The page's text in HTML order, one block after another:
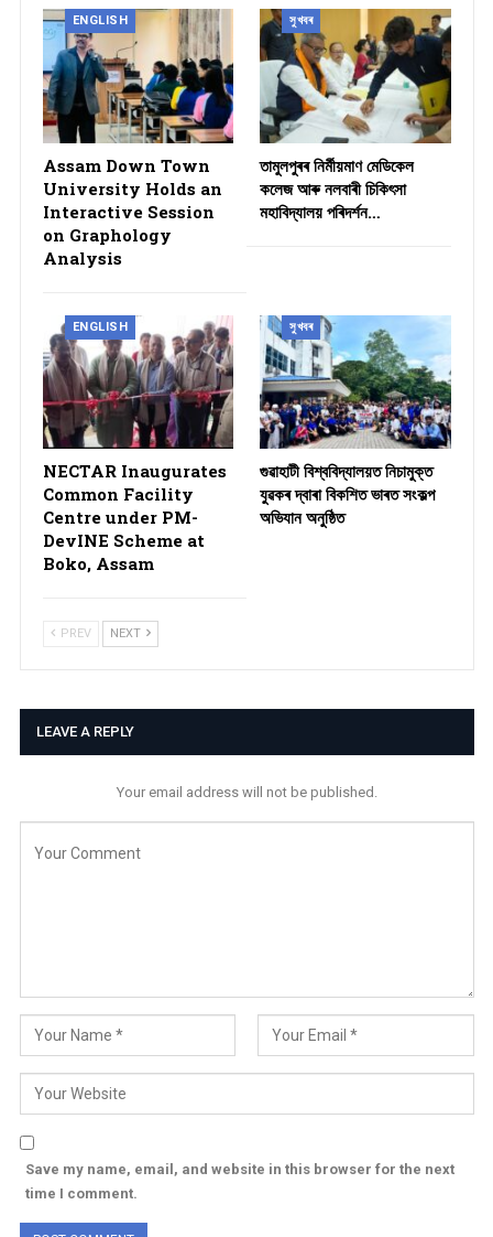
ENGLISH
Assam Down Town
University Holds an
Interactive Session
on Graphology
Analysis
সুখবৰ
তামুলপুৰৰ নিৰ্মীয়মাণ মেডিকেল
কলেজ আৰু নলবাৰী চিকিৎসা
মহাবিদ্যালয় পৰিদৰ্শন…
ENGLISH
NECTAR Inaugurates
Common Facility
Centre under PM-
DevINE Scheme at
Boko, Assam
সুখবৰ
গুৱাহাটী বিশ্ববিদ্যালয়ত নিচামুক্ত
যুৱকৰ দ্বাৰা বিকশিত ভাৰত সংকল্প
অভিযান অনুষ্ঠিত
PREV NEXT
LEAVE A REPLY
Your email address will not be published.
Save my name, email, and website in this browser for the next
time I comment.